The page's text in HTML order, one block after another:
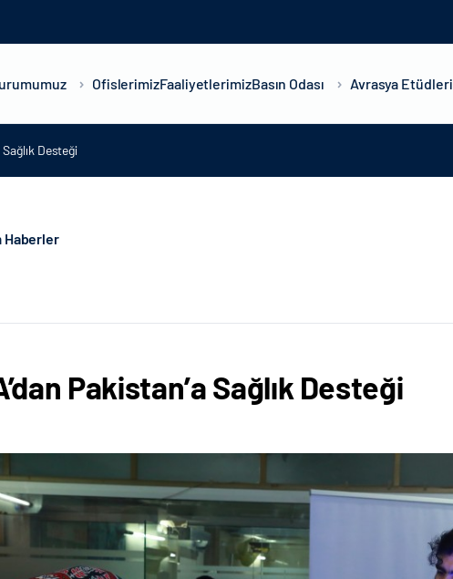
OfislerimizFaaliyetlerimizBasın Odası Avrasya Etüdleri
Desteği
Haberler
Pakistan’a Sağlık Desteği